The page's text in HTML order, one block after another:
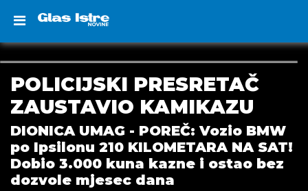
POLICIJSKI PRESRETAČ
ZAUSTAVIO KAMIKAZU
DIONICA UMAG - POREČ: Vozio BMW
po Ipsilonu 210 KILOMETARA NA SAT!
Dobio 3.000 kuna kazne i ostao bez
dozvole mjesec dana